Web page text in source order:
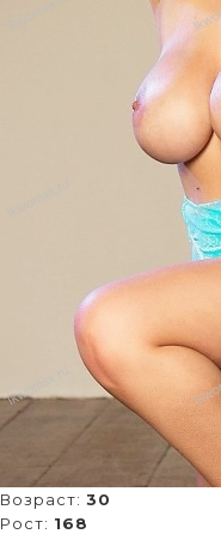
Возраст: 30
Рост: 168